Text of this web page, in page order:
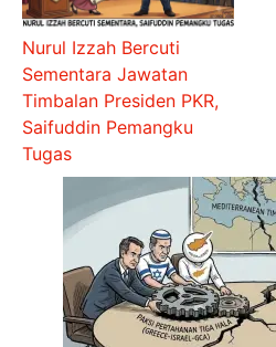
Nurul Izzah Bercuti
Sementara Jawatan
Timbalan Presiden PKR,
Saifuddin Pemangku
Tugas